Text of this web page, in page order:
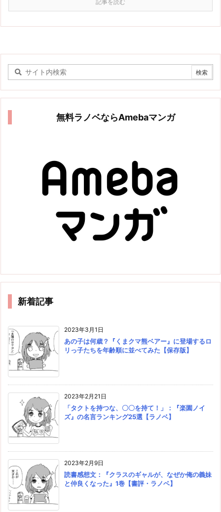
記事を読む
無料ラノベならAmebaマンガ
新着記事
2023年3月1日
あの子は何歳？『くまクマ熊ベアー』に登場するロ
リっ子たちを年齢順に並べてみた【保存版】
2023年2月21日
「タクトを持つな、〇〇を持て！」：『楽園ノイ
ズ』の名言ランキング25選【ラノベ】
2023年2月9日
読書感想文：『クラスのギャルが、なぜか俺の義妹
と仲良くなった』1巻【書評・ラノベ】